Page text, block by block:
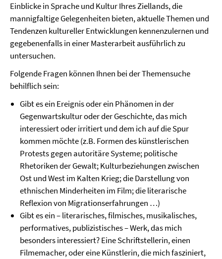
Einblicke in Sprache und Kultur Ihres Ziellands, die
mannigfaltige Gelegenheiten bieten, aktuelle Themen und
Tendenzen kultureller Entwicklungen kennenzulernen und
gegebenenfalls in einer Masterarbeit ausführlich zu
untersuchen.
Folgende Fragen können Ihnen bei der Themensuche
behilflich sein:
Gibt es ein Ereignis oder ein Phänomen in der
Gegenwartskultur oder der Geschichte, das mich
interessiert oder irritiert und dem ich auf die Spur
kommen möchte (z.B. Formen des künstlerischen
Protests gegen autoritäre Systeme; politische
Rhetoriken der Gewalt; Kulturbeziehungen zwischen
Ost und West im Kalten Krieg; die Darstellung von
ethnischen Minderheiten im Film; die literarische
Reflexion von Migrationserfahrungen …)
Gibt es ein – literarisches, filmisches, musikalisches,
performatives, publizistisches – Werk, das mich
besonders interessiert? Eine Schriftstellerin, einen
Filmemacher, oder eine Künstlerin, die mich fasziniert,